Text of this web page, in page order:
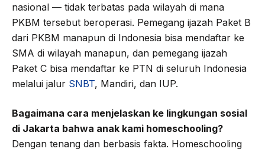
nasional — tidak terbatas pada wilayah di mana
PKBM tersebut beroperasi. Pemegang ijazah Paket B
dari PKBM manapun di Indonesia bisa mendaftar ke
SMA di wilayah manapun, dan pemegang ijazah
Paket C bisa mendaftar ke PTN di seluruh Indonesia
melalui jalur SNBT, Mandiri, dan IUP.
Bagaimana cara menjelaskan ke lingkungan sosial
di Jakarta bahwa anak kami homeschooling?
Dengan tenang dan berbasis fakta. Homeschooling